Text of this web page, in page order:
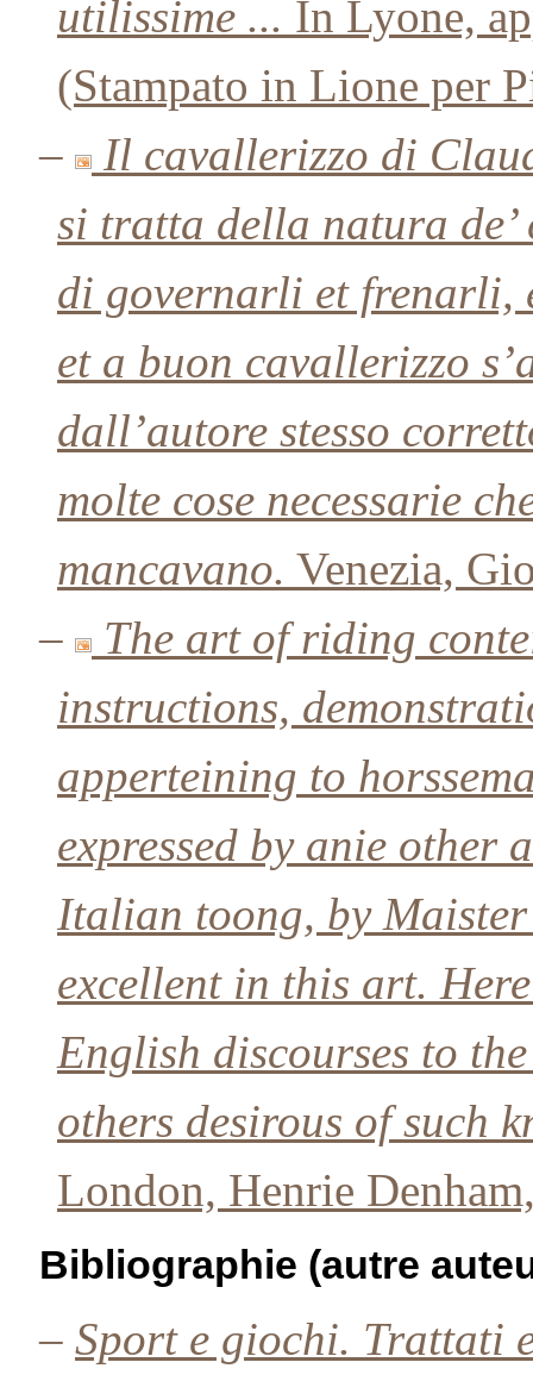
utilissime ... In Lyone,
(Stampato in Lione per
–
Il cavallerizzo di
si tratta della natura
di governarli et frenarli,
et a buon cavallerizzo
dall’autore stesso
molte cose necessarie
mancavano. Venezia,
–
The art of riding
instructions,
apperteining to
expressed by anie
Italian toong, by
excellent in this art.
English discourses to
others desirous of such
London, Henrie
Bibliographie (autre
– Sport e giochi. Trattati